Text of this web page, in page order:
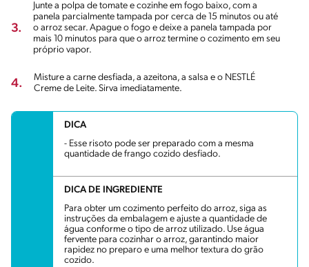
3.
Junte a polpa de tomate e cozinhe em fogo baixo, com a
panela parcialmente tampada por cerca de 15 minutos ou até
o arroz secar. Apague o fogo e deixe a panela tampada por
mais 10 minutos para que o arroz termine o cozimento em seu
próprio vapor.
4.
Misture a carne desfiada, a azeitona, a salsa e o NESTLÉ
Creme de Leite. Sirva imediatamente.
DICA
- Esse risoto pode ser preparado com a mesma
quantidade de frango cozido desfiado.
DICA DE INGREDIENTE
Para obter um cozimento perfeito do arroz, siga as
instruções da embalagem e ajuste a quantidade de
água conforme o tipo de arroz utilizado. Use água
fervente para cozinhar o arroz, garantindo maior
rapidez no preparo e uma melhor textura do grão
cozido.